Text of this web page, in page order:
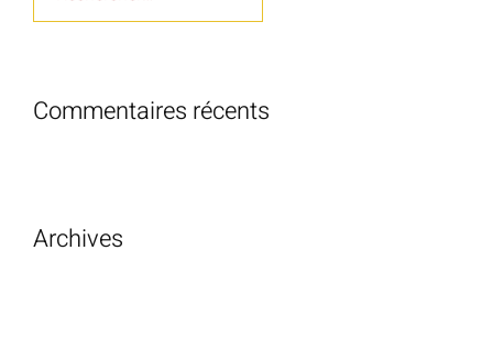
Commentaires récents
Archives